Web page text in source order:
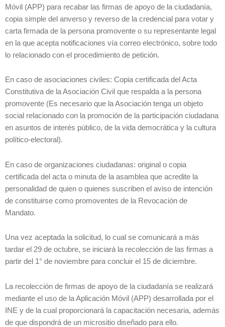
Móvil (APP) para recabar las firmas de apoyo de la ciudadanía,
copia simple del anverso y reverso de la credencial para votar y
carta firmada de la persona promovente o su representante legal
en la que acepta notificaciones vía correo electrónico, sobre todo
lo relacionado con el procedimiento de petición.
En caso de asociaciones civiles: Copia certificada del Acta
Constitutiva de la Asociación Civil que respalda a la persona
promovente (Es necesario que la Asociación tenga un objeto
social relacionado con la promoción de la participación ciudadana
en asuntos de interés público, de la vida democrática y la cultura
político-electoral).
En caso de organizaciones ciudadanas: original o copia
certificada del acta o minuta de la asamblea que acredite la
personalidad de quien o quienes suscriben el aviso de intención
de constituirse como promoventes de la Revocación de
Mandato.
Una vez aceptada la solicitud, lo cual se comunicará a más
tardar el 29 de octubre, se iniciará la recolección de las firmas a
partir del 1° de noviembre para concluir el 15 de diciembre.
La recolección de firmas de apoyo de la ciudadanía se realizará
mediante el uso de la Aplicación Móvil (APP) desarrollada por el
INE y de la cual proporcionará la capacitación necesaria, además
de que dispondrá de un micrositio diseñado para ello.